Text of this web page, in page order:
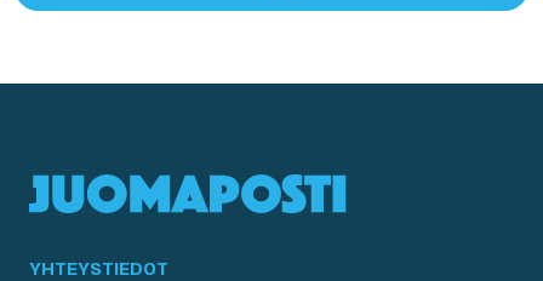
YHTEYSTIEDOT